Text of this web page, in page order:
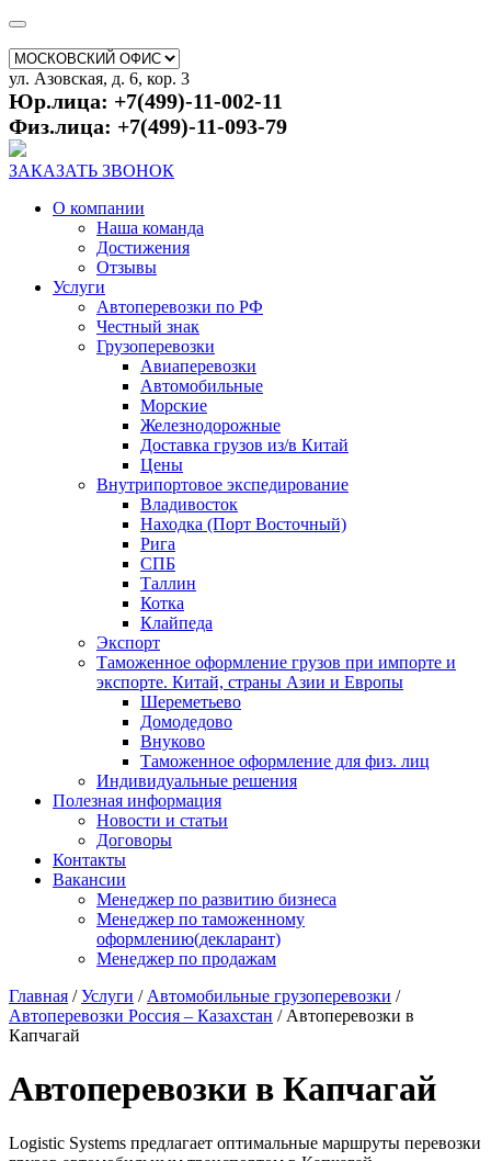
ул. Азовская, д. 6, кор. 3
Юр.лица: +7(499)-11-002-11
Физ.лица: +7(499)-11-093-79
ЗАКАЗАТЬ ЗВОНОК
О компании
Наша команда
Достижения
Отзывы
Услуги
Автоперевозки по РФ
Честный знак
Грузоперевозки
Авиаперевозки
Автомобильные
Морские
Железнодорожные
Доставка грузов из/в Китай
Цены
Внутрипортовое экспедирование
Владивосток
Находка (Порт Восточный)
Рига
СПБ
Таллин
Котка
Клайпеда
Экспорт
Таможенное оформление грузов при импорте и
экспорте. Китай, страны Азии и Европы
Шереметьево
Домодедово
Внуково
Таможенное оформление для физ. лиц
Индивидуальные решения
Полезная информация
Новости и статьи
Договоры
Контакты
Вакансии
Менеджер по развитию бизнеса
Менеджер по таможенному
оформлению(декларант)
Менеджер по продажам
Главная /Услуги / Автомобильные грузоперевозки /
Автоперевозки Россия – Казахстан / Автоперевозки в
Капчагай
Автоперевозки в Капчагай
Logistic Systems предлагает оптимальные маршруты перевозки